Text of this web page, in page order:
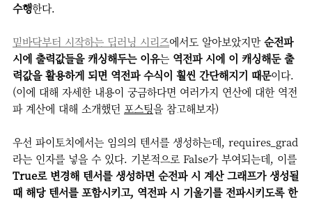
수행한다.
밑바닥부터 시작하는 딥러닝 시리즈에서도 알아보았지만순전파
시에 출력값들을 캐싱해두는 이유는 역전파 시에 이 캐싱해둔 출
력값을 활용하게 되면 역전파 수식이 훨씬 간단해지기 때문이다.
(이에 대해 자세한 내용이 궁금하다면 여러가지 연산에 대한 역전
파 계산에 대해 소개했던 포스팅을 참고해보자)
우선 파이토치에서는 임의의 텐서를 생성하는데, requires_grad
라는 인자를 넣을 수 있다. 기본적으로 False가 부여되는데, 이를
True로 변경해 텐서를 생성하면 순전파 시 계산 그래프가 생성될
때 해당 텐서를 포함시키고, 역전파 시 기울기를 전파시키도록 한